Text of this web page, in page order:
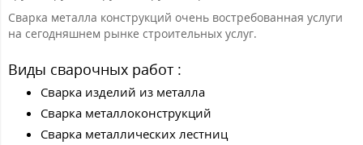
Сварка металла конструкций очень востребованная услуги
на сегодняшнем рынке строительных услуг.
Виды сварочных работ :
Сварка изделий из металла
Сварка металлоконструкций
Сварка металлических лестниц